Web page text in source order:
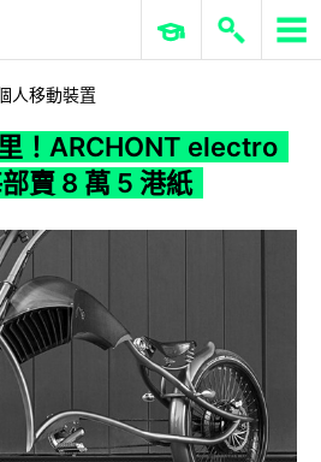
ERP 與商業 AI
人移動裝置
！ARCHONT electro
賣 8 萬 5 港紙